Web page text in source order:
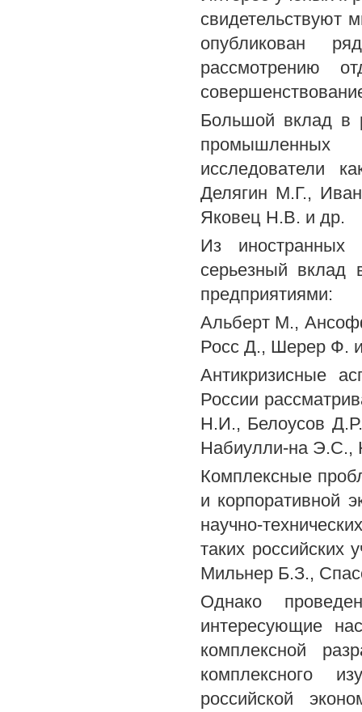
свидетельствуют
опубликован
рассмотрению
Большой вклад в
промышленных
исследователи
Делягин М.Г.,
Яковец Н.В. и др.
Из
серьезный вклад
предприятиями:
Альберт М.,
Росс Д., Шерер Ф.
Антикризисные
России
Н.И., Белоусов
Набиулли-на Э.С.,
Комплексные
и корпоративной
научно-
таких
Мильнер Б.З.,
Однако
интересующие
комплексной
комплексного
российской